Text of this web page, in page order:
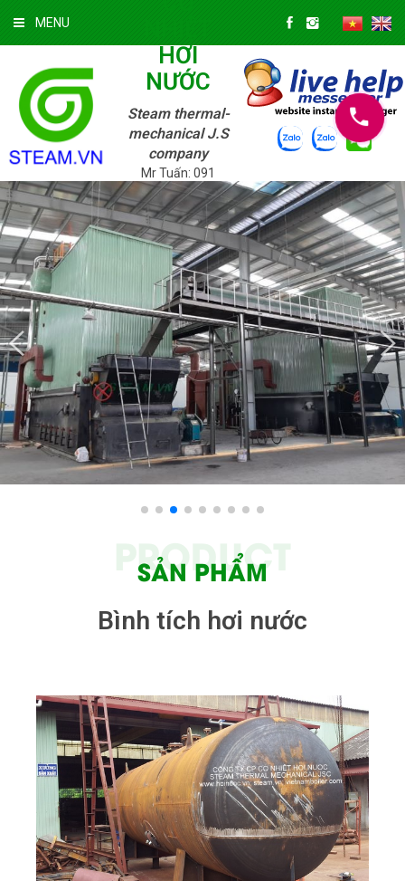
MENU
HƠI
NƯỚC
Steam thermal-
mechanical J.S
company
Mr Tuấn: 091
3322 147; Mr.
Tuyền: 039 720
9625
Thứ Bẩy
08/08/2026 »
3:32:56 PM
PRODUCT
SẢN PHẨM
Bình tích hơi nước